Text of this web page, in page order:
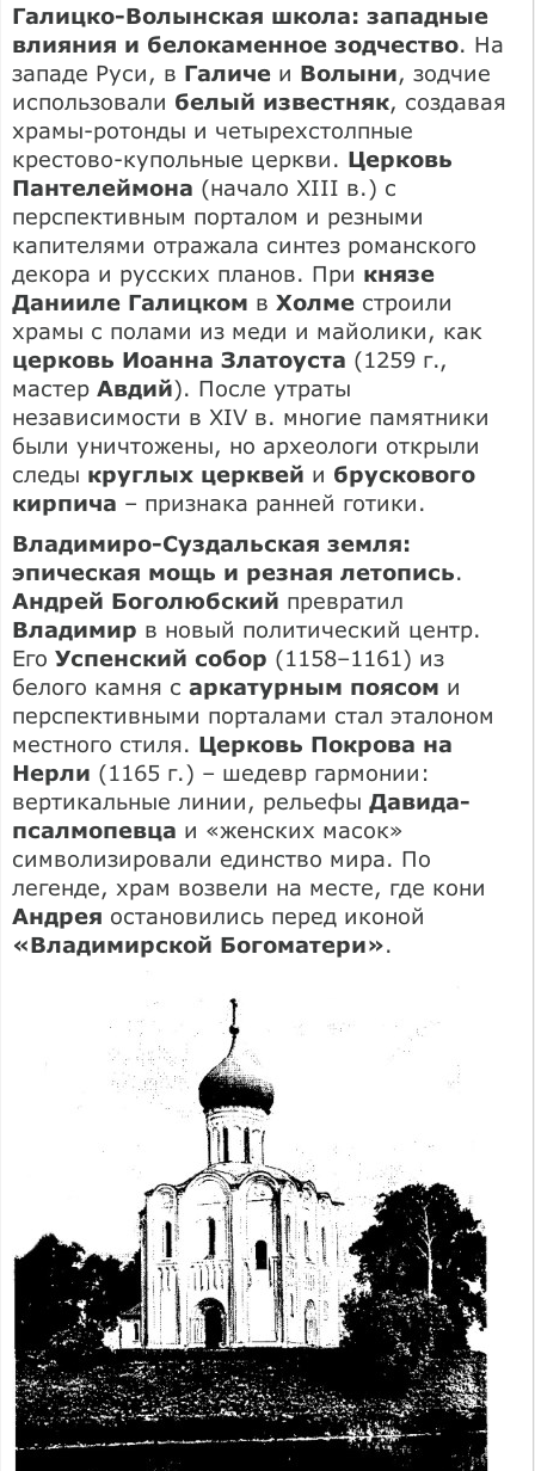
Галицко-Волынская школа: западные
влияния и белокаменное зодчество. На
западе Руси, в Галиче и Волыни, зодчие
использовали белый известняк, создавая
храмы-ротонды и четырехстолпные
крестово-купольные церкви. Церковь
Пантелеймона (начало XIII в.) с
перспективным порталом и резными
капителями отражала синтез романского
декора и русских планов. При князе
Данииле Галицком в Холме строили
храмы с полами из меди и майолики, как
церковь Иоанна Златоуста (1259 г.,
мастер Авдий). После утраты
независимости в XIV в. многие памятники
были уничтожены, но археологи открыли
следы круглых церквей и брускового
кирпича – признака ранней готики.
Владимиро-Суздальская земля:
эпическая мощь и резная летопись.
Андрей Боголюбский превратил
Владимир в новый политический центр.
Его Успенский собор (1158–1161) из
белого камня с аркатурным поясом и
перспективными порталами стал эталоном
местного стиля. Церковь Покрова на
Нерли (1165 г.) – шедевр гармонии:
вертикальные линии, рельефы Давида-
псалмопевца и «женских масок»
символизировали единство мира. По
легенде, храм возвели на месте, где кони
Андрея остановились перед иконой
«Владимирской Богоматери».